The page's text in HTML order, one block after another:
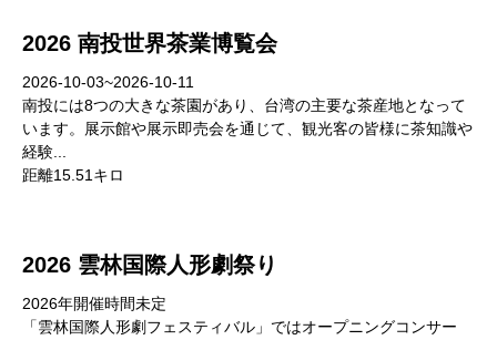
2026 南投世界茶業博覧会
2026-10-03~2026-10-11
南投には8つの大きな茶園があり、台湾の主要な茶産地となって
います。展示館や展示即売会を通じて、観光客の皆様に茶知識や
経験...
距離15.51キロ
2026 雲林国際人形劇祭り
2026年開催時間未定
「雲林国際人形劇フェスティバル」ではオープニングコンサー